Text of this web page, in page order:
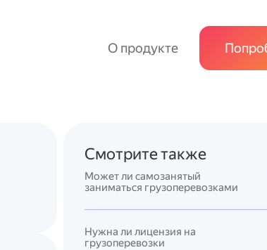
О продукте
Смотрите также
Может ли самозанятый
заниматься грузоперевозками
Нужна ли лицензия на
грузоперевозки